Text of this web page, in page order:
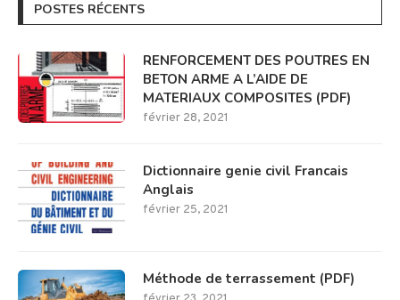
POSTES RÉCENTS
RENFORCEMENT DES POUTRES EN
BETON ARME A L’AIDE DE
MATERIAUX COMPOSITES (PDF)
février 28, 2021
Dictionnaire genie civil Francais
Anglais
février 25, 2021
Méthode de terrassement (PDF)